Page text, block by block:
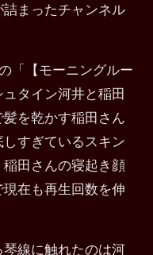
まったチャンネル
「【モーニングルー
タイン河井と稲田
を乾かす稲田さん
すぎているスキン
田さんの寝起き顔
在も再生回数を伸
線に触れたのは河